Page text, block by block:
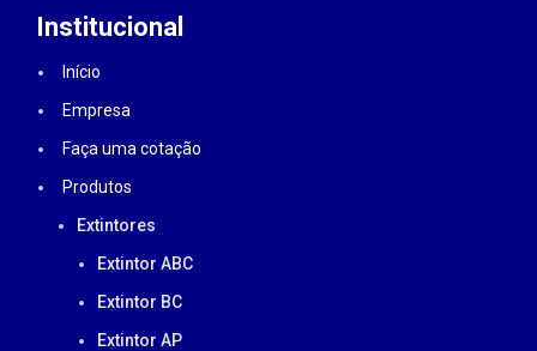
Institucional
Início
Empresa
Faça uma cotação
Produtos
Extintores
Extintor ABC
Extintor BC
Extintor AP